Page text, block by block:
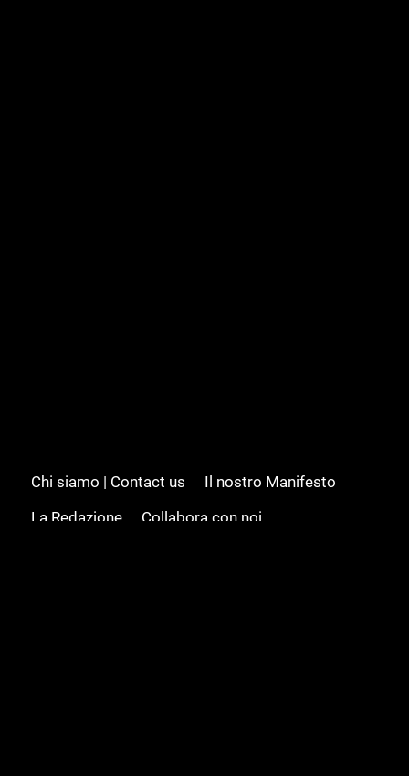
Chi siamo | Contact us
Il nostro Manifesto
La Redazione
Collabora con noi